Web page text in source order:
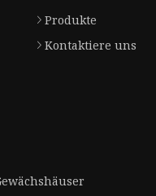
Produkte
Kontaktiere uns